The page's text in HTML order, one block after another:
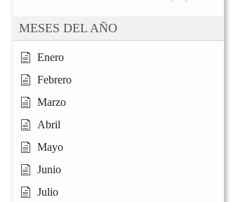
MESES DEL AÑO
Enero
Febrero
Marzo
Abril
Mayo
Junio
Julio